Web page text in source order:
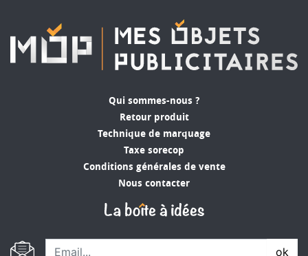
Qui sommes-nous ?
Retour produit
Technique de marquage
Taxe sorecop
Conditions générales de vente
Nous contacter
ok